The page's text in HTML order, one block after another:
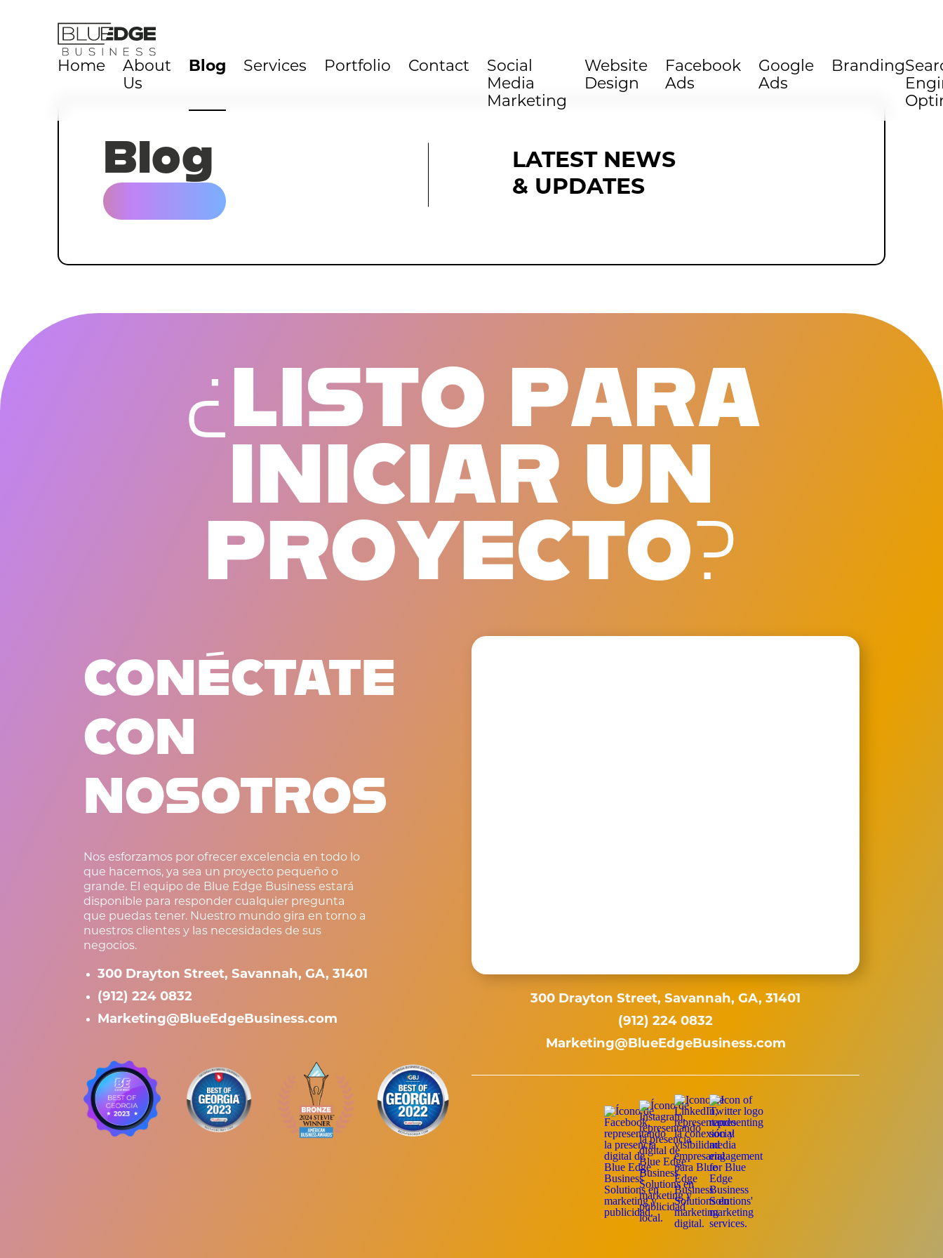
Home
About
Us
Blog Services Portfolio Contact
Social
Media
Marketing
Website
Design
Facebook
Ads
Google
Ads
Branding
Blog
LATEST NEWS
& UPDATES
¿LISTO PARA
INICIAR UN
PROYECTO?
CONÉCTATE
CON
NOSOTROS
Nos esforzamos por ofrecer excelencia en todo lo
que hacemos, ya sea un proyecto pequeño o
grande. El equipo de Blue Edge Business estará
disponible para responder cualquier pregunta
que puedas tener. Nuestro mundo gira en torno a
nuestros clientes y las necesidades de sus
negocios.
300 Drayton Street, Savannah, GA, 31401
(912) 224 0832
Marketing@BlueEdgeBusiness.com
300 Drayton Street, Savannah, GA, 31401
(912) 224 0832
Marketing@BlueEdgeBusiness.com